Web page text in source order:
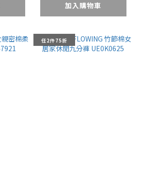
加入購物車
任2件75折